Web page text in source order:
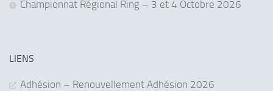
Championnat Régional Ring – 3 et 4 Octobre 2026
LIENS
Adhésion – Renouvellement Adhésion 2026